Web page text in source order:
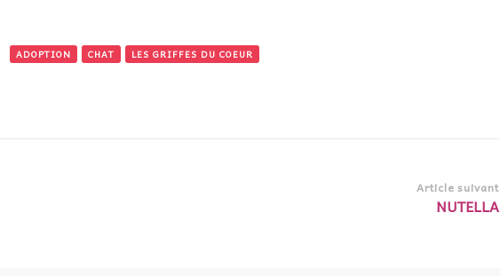
ADOPTION CHAT LES GRIFFES DU COEUR
Article suivant
NUTELLA